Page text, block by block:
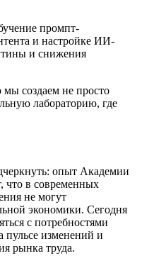
промпт-
и настройке ИИ-
и снижения
мы создаем не просто
лабораторию, где
опыт Академии
что в современных
не могут
экономики. Сегодня
с потребностями
пульсе изменений и
рынка труда.